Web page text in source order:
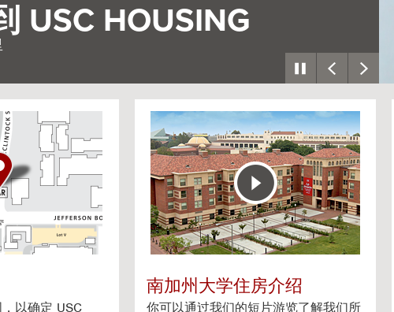
个村庄
建造了一座
以确定 USC
G
o
o
H
o
u
s
g
V
i
南加州大学住房介绍
你可以通过我们的短片游览了解我们所